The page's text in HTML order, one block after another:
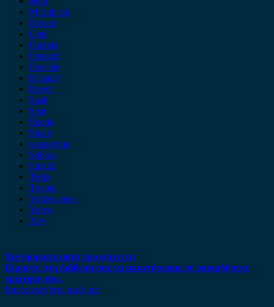
Mitsubishi
Nissan
Opel
Omoda
Peugeot
Porsche
Renault
Rover
Saab
Seat
Skoda
Smart
ssangyong
Subaru
Suzuki
Tesla
Toyota
Volkswagen
Volvo
Xev
Δεν βρήκατε αυτό που ψάχνετε;
Είμαστε στη διάθεση σας να απαντήσουμε σε οποιαδήποτε
ερώτηση σας.
Επικοινωνήστε μαζί μας